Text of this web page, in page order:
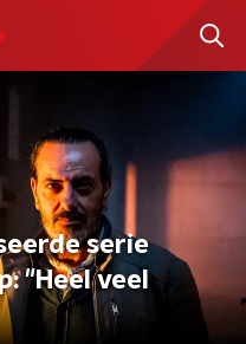
serie
"Heel veel